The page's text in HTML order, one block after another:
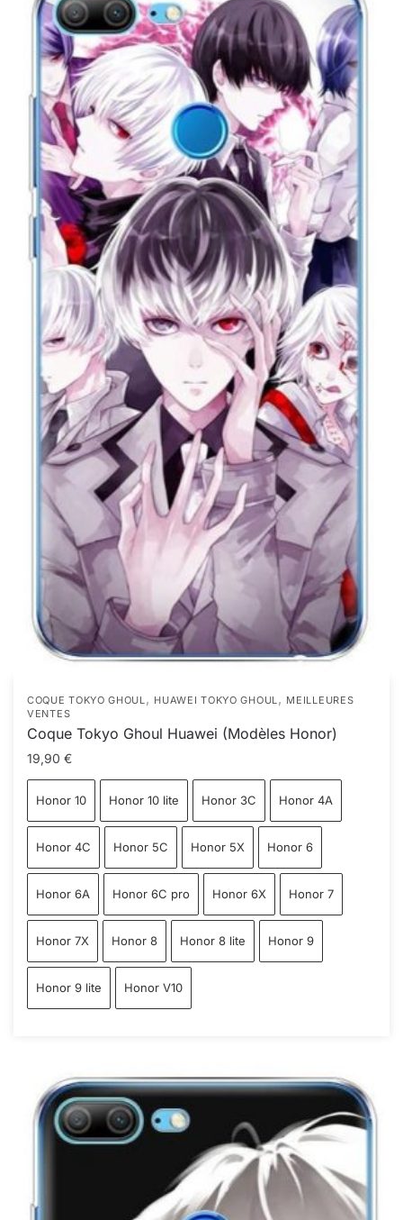
COQUE TOKYO GHOUL, HUAWEI TOKYO GHOUL, MEILLEURES
VENTES
Coque Tokyo Ghoul Huawei (Modèles Honor)
19,90 €
Honor 10 Honor 10 lite Honor 3C Honor 4A
Honor 4C Honor 5C Honor 5X Honor 6
Honor 6A Honor 6C pro Honor 6X Honor 7
Honor 7X Honor 8 Honor 8 lite Honor 9
Honor 9 lite Honor V10